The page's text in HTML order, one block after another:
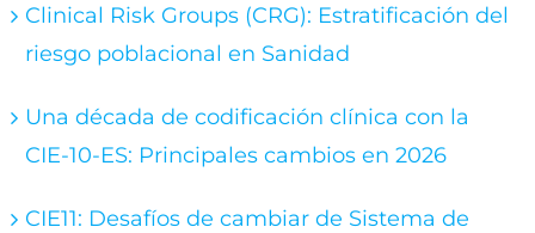
Clinical Risk Groups (CRG): Estratificación del
riesgo poblacional en Sanidad
Una década de codificación clínica con la
CIE-10-ES: Principales cambios en 2026
CIE11: Desafíos de cambiar de Sistema de